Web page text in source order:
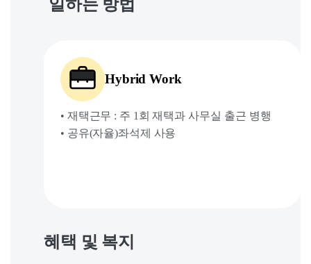
일하는 방법
Hybrid Work
• 재택근무 : 주 1회 재택과 사무실 출근 병행
• 공유(자율)좌석제 사용
혜택 및 복지